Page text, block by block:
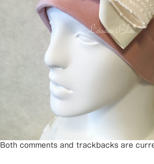
Both comments and trackbacks are